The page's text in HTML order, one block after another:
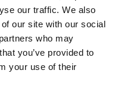
our traffic. We also
our site with our social
who may
you’ve provided to
your use of their
materiali visivi per
web, annunci